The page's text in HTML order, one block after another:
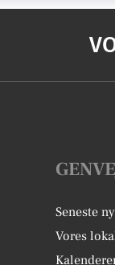
Seneste
Vores